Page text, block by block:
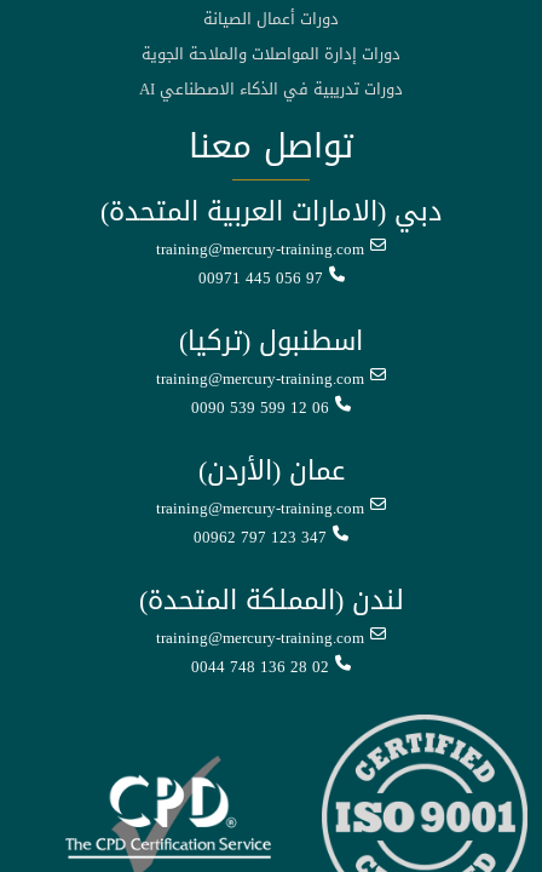
دورات أعمال الصيانة
دورات إدارة المواصلات والملاحة الجوية
دورات تدريبية في الذكاء الاصطناعي AI
تواصل معنا
دبي (الامارات العربية المتحدة)
training@mercury-training.com
00971 445 056 97
اسطنبول (تركيا)
training@mercury-training.com
0090 539 599 12 06
عمان (الأردن)
training@mercury-training.com
00962 797 123 347
لندن (المملكة المتحدة)
training@mercury-training.com
0044 748 136 28 02